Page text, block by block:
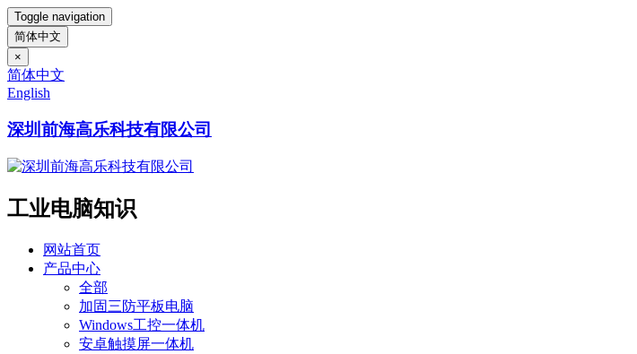
Toggle navigation
简体中文
×
简体中文
English
深圳前海高乐科技有限公司
工业电脑知识
网站首页
产品中心
全部
加固三防平板电脑
Windows工控一体机
安卓触摸屏一体机